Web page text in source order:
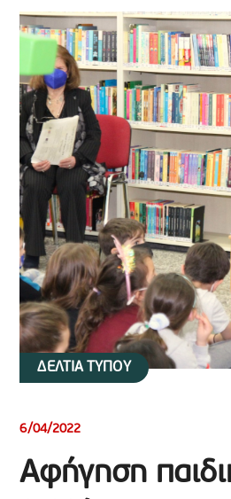
ΔΕΛΤΙΑ ΤΥΠΟΥ
6/04/2022
Αφήγηση